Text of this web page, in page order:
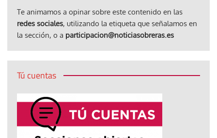
Te animamos a opinar sobre este contenido en las
redes sociales, utilizando la etiqueta que señalamos en
la sección, o a participacion@noticiasobreras.es
Tú cuentas